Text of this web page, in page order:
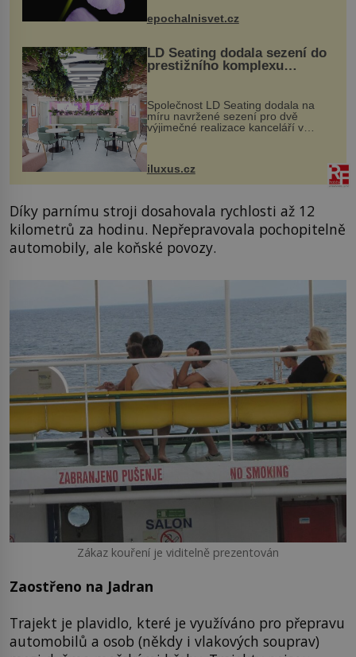
vstupenka...
epochalnisvet.cz
LD Seating dodala sezení do
prestižního komplexu
MediaCityUK v Salfordu
Společnost LD Seating dodala na
míru navržené sezení pro dvě
výjimečné realizace kanceláří v
areálu MediaCityUK v anglickém
budov Media...
iluxus.cz
Díky parnímu stroji dosahovala rychlosti až 12
kilometrů za hodinu. Nepřepravovala pochopitelně
automobily, ale koňské povozy.
Zákaz kouření je viditelně prezentován
Zaostřeno na Jadran
Trajekt je plavidlo, které je využíváno pro přepravu
automobilů a osob (někdy i vlakových souprav)